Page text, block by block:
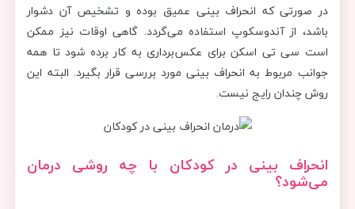
در صورتی که انحراف بینی عمیق بوده و تشخیص آن دشوار
باشد، از آندوسکوپ استفاده می‌گردد. گاهی اوقات نیز ممکن
است سی تی اسکن برای عکس‌برداری به کار برده شود تا همه
جوانب مربوط به انحراف بینی مورد بررسی قرار بگیرد. البته این
روش چندان رایج نیست.
انحراف بینی در کودکان با چه روشی درمان
می‌شود؟